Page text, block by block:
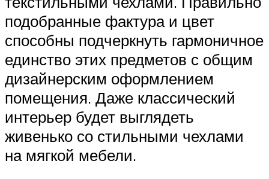
подобранные фактура и цвет
способны подчеркнуть гармоничное
единство этих предметов с общим
дизайнерским оформлением
помещения. Даже классический
интерьер будет выглядеть
живенько со стильными чехлами
на мягкой мебели.